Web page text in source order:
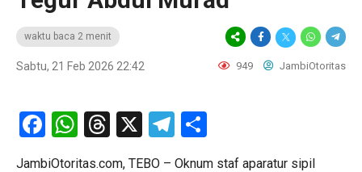
waktu baca 2 menit
Sabtu, 21 Feb 2026 22:42 949 JambiOtoritas
Facebook
WhatsApp
Threads
X Telegram
JambiOtoritas.com, TEBO – Oknum staf aparatur sipil